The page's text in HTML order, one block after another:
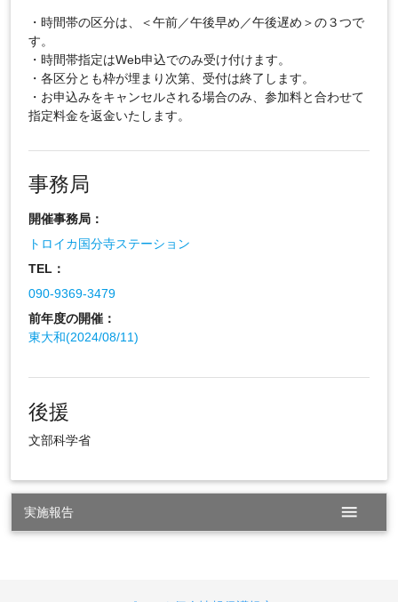
・時間帯の区分は、＜午前／午後早め／午後遅め＞の３つで
す。
・時間帯指定はWeb申込でのみ受け付けます。
・各区分とも枠が埋まり次第、受付は終了します。
・お申込みをキャンセルされる場合のみ、参加料と合わせて
指定料金を返金いたします。
事務局
開催事務局：
トロイカ国分寺ステーション
TEL：
090-9369-3479
前年度の開催：
東大和(2024/08/11)
後援
文部科学省
実施報告 menu